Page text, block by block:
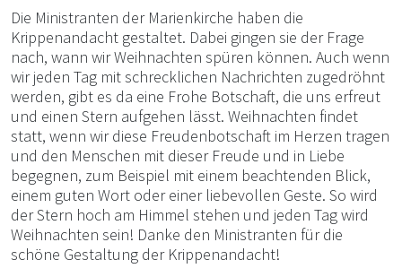
Die Ministranten der Marienkirche haben die
Krippenandacht gestaltet. Dabei gingen sie der Frage
nach, wann wir Weihnachten spüren können. Auch wenn
wir jeden Tag mit schrecklichen Nachrichten zugedröhnt
werden, gibt es da eine Frohe Botschaft, die uns erfreut
und einen Stern aufgehen lässt. Weihnachten findet
statt, wenn wir diese Freudenbotschaft im Herzen tragen
und den Menschen mit dieser Freude und in Liebe
begegnen, zum Beispiel mit einem beachtenden Blick,
einem guten Wort oder einer liebevollen Geste. So wird
der Stern hoch am Himmel stehen und jeden Tag wird
Weihnachten sein! Danke den Ministranten für die
schöne Gestaltung der Krippenandacht!